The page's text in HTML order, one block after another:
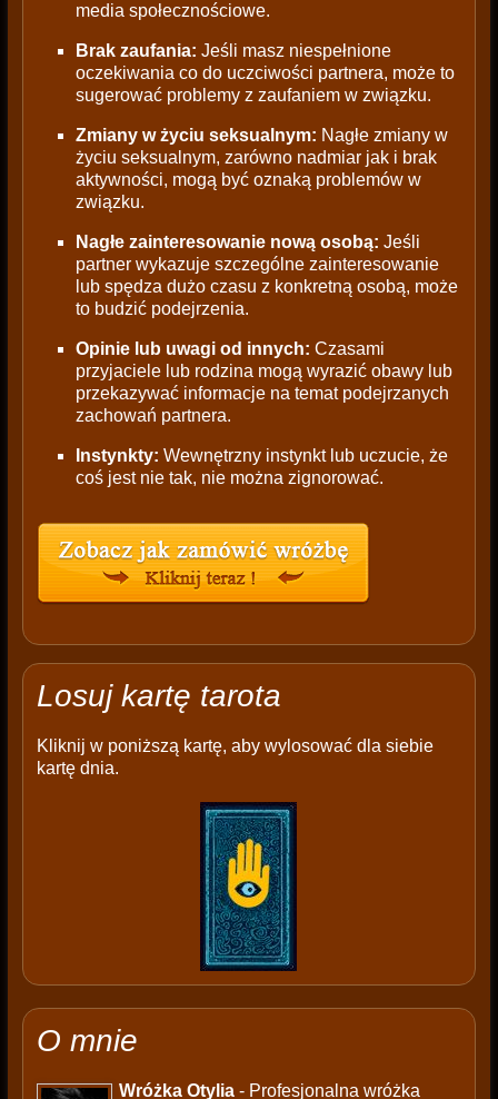
media społecznościowe.
Brak zaufania: Jeśli masz niespełnione
oczekiwania co do uczciwości partnera, może to
sugerować problemy z zaufaniem w związku.
Zmiany w życiu seksualnym: Nagłe zmiany w
życiu seksualnym, zarówno nadmiar jak i brak
aktywności, mogą być oznaką problemów w
związku.
Nagłe zainteresowanie nową osobą: Jeśli
partner wykazuje szczególne zainteresowanie
lub spędza dużo czasu z konkretną osobą, może
to budzić podejrzenia.
Opinie lub uwagi od innych: Czasami
przyjaciele lub rodzina mogą wyrazić obawy lub
przekazywać informacje na temat podejrzanych
zachowań partnera.
Instynkty: Wewnętrzny instynkt lub uczucie, że
coś jest nie tak, nie można zignorować.
Losuj kartę tarota
Kliknij w poniższą kartę, aby wylosować dla siebie
kartę dnia.
O mnie
Wróżka Otylia- Profesjonalna wróżka